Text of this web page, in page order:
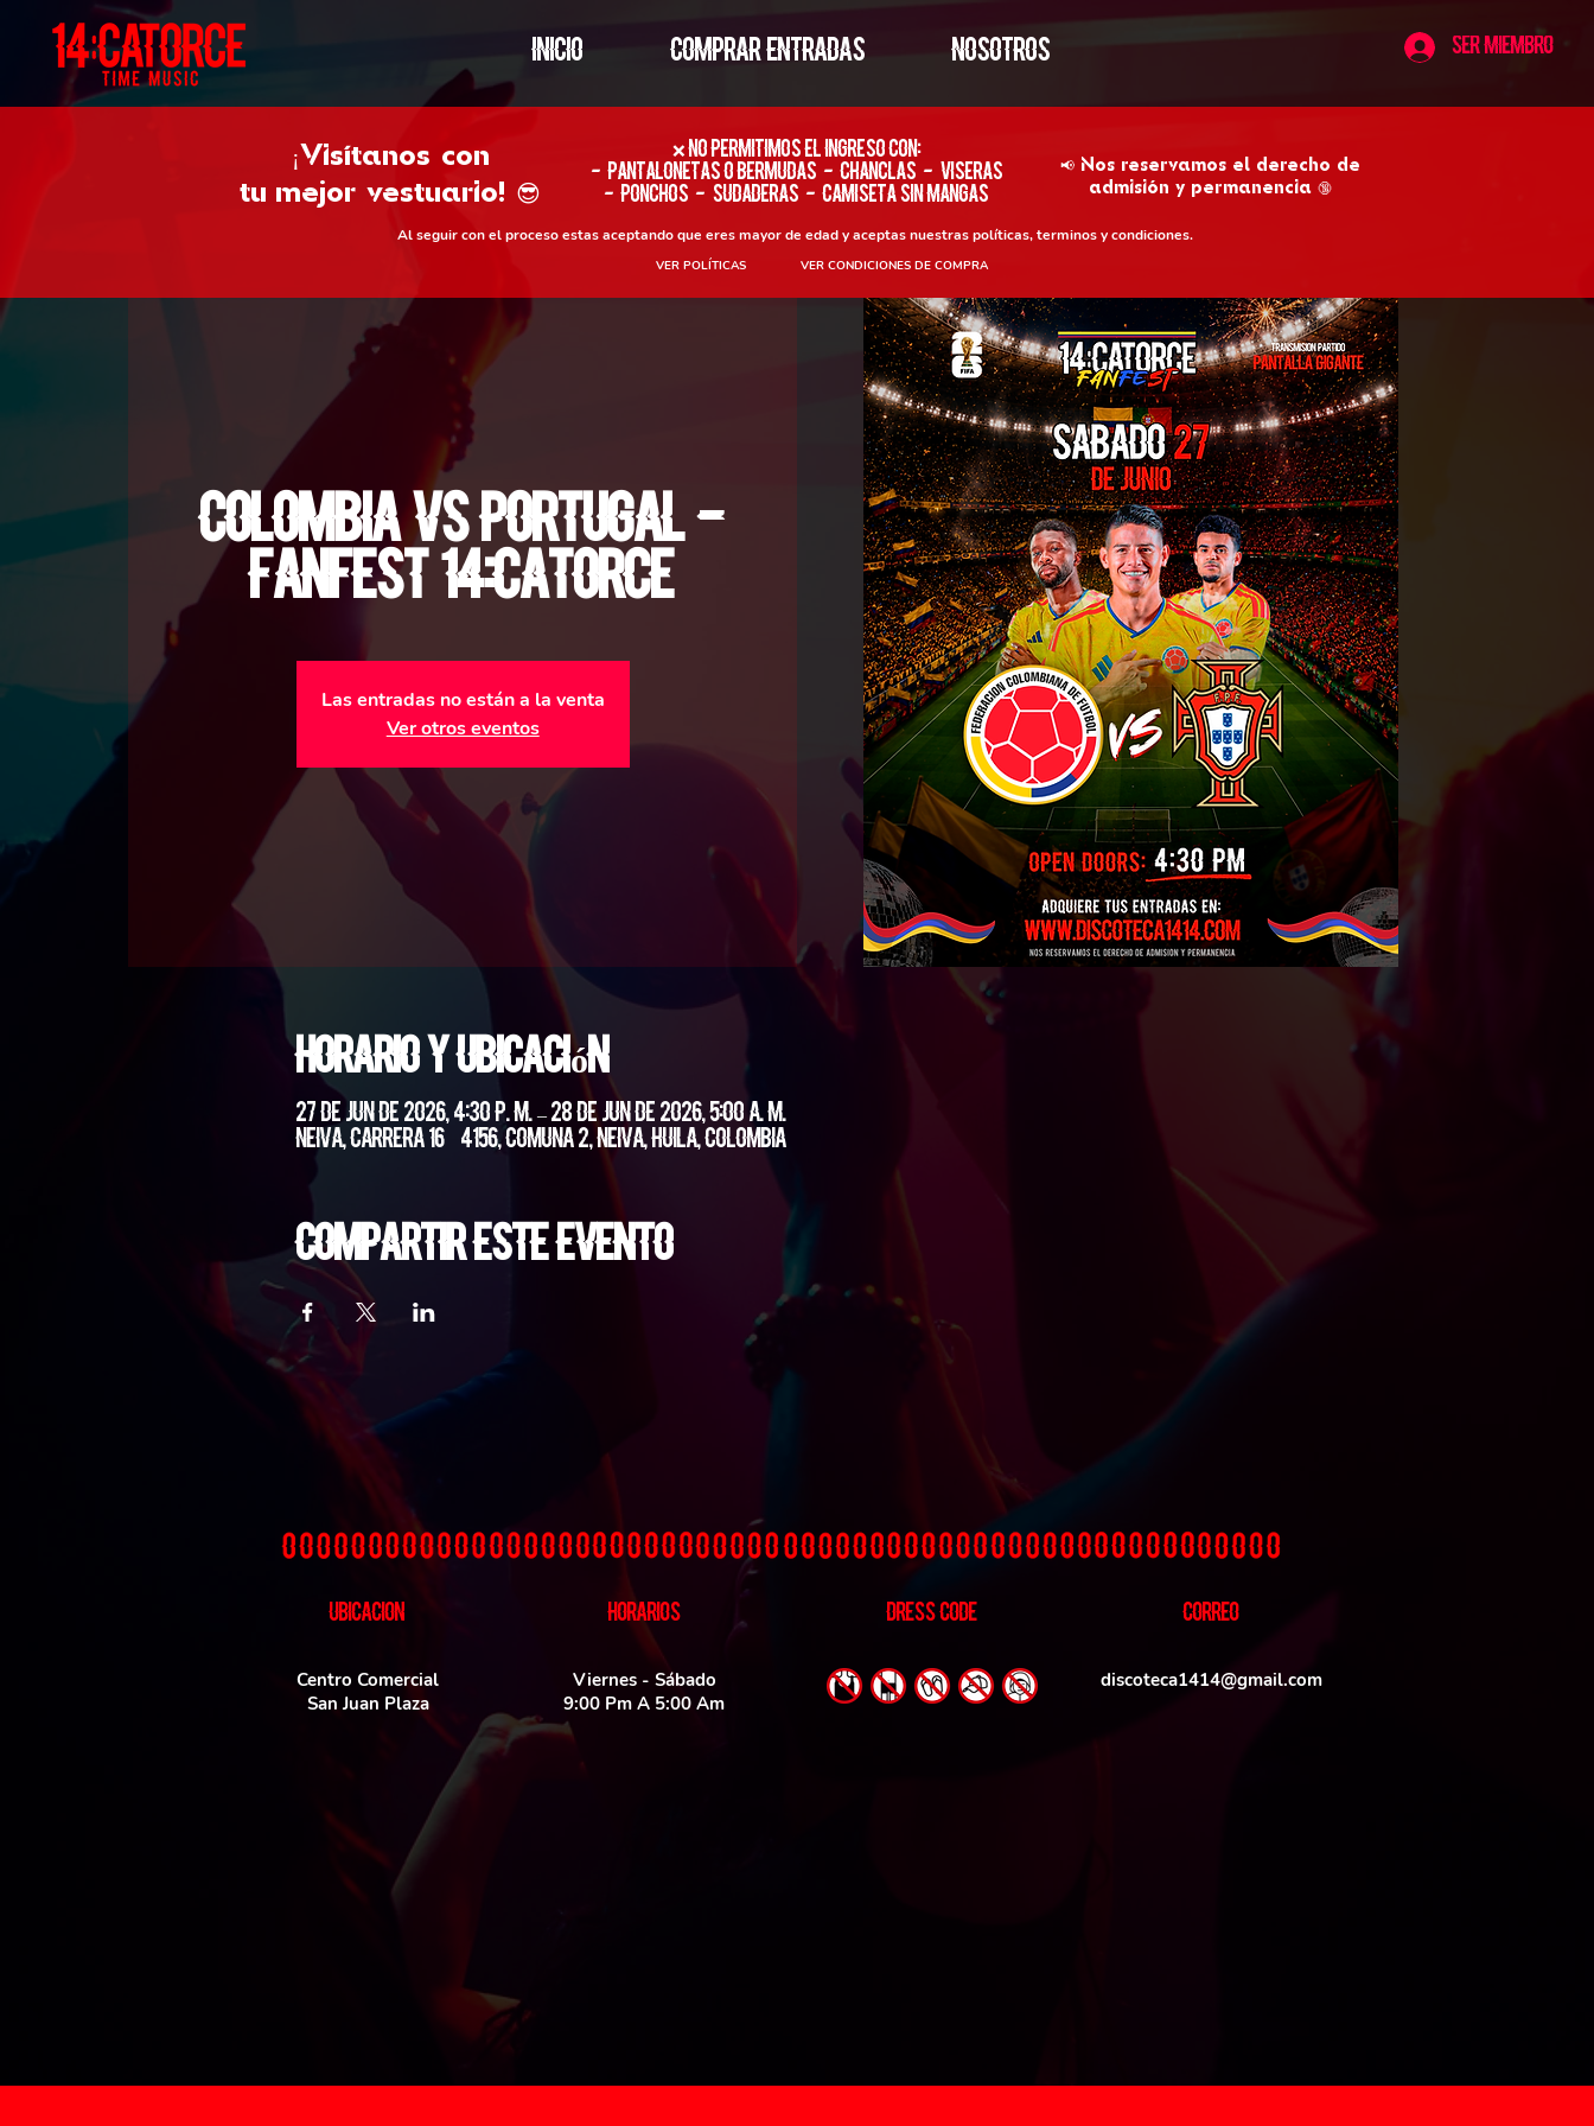
Ser Miembro
INICIO COMPRAR ENTRADAS NOSOTROS
¡Visítanos con
tu mejor vestuario! 😎
​❌ No permitimos el ingreso con:
- Pantalonetas o Bermudas - Chanclas - Viseras
- Ponchos - Sudaderas - Camiseta sin Mangas
📢 Nos reservamos el derecho de
admisión y permanencia 🔞
Al seguir con el proceso estas aceptando que eres mayor de edad y aceptas nuestras políticas, terminos y condiciones.
VER POLÍTICAS VER CONDICIONES DE COMPRA
Colombia Vs Portugal -
FanFest 14:Catorce
Las entradas no están a la venta
Ver otros eventos
Horario y ubicación
27 de jun de 2026, 4:30 p. m. – 28 de jun de 2026, 5:00 a. m.
Neiva, Carrera 16 #4156, Comuna 2, Neiva, Huila, Colombia
Compartir este evento
UBICACIoN HORARIOS DRESS CODE CORREO
Centro Comercial
San Juan Plaza
Viernes - Sábado
9:00 Pm A 5:00 Am
discoteca1414@gmail.com